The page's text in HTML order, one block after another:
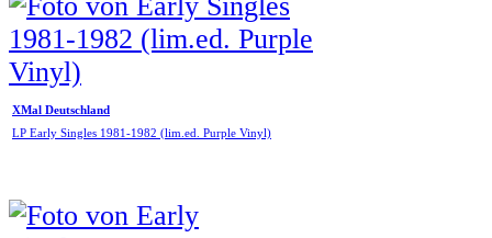
XMal Deutschland
LP Early Singles 1981-1982 (lim.ed. Purple Vinyl)